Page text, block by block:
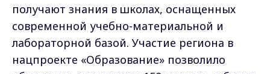
получают знания в школах, оснащенных
современной учебно-материальной и
лабораторной базой. Участие региона в
нацпроекте «Образование» позволило